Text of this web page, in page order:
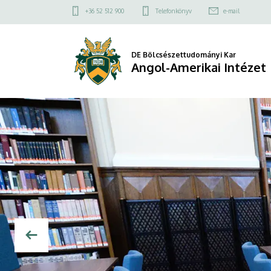
Felső
menü
+36 52 512 900 Telefonkönyv e-mail
DE Bölcsészettudományi Kar
Angol-Amerikai Intézet
DIAVETÍTÉS